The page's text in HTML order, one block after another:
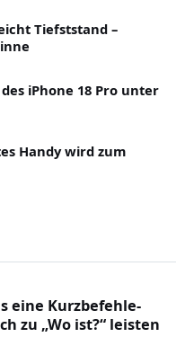
Tiefststand –
iPhone 18 Pro unter
Handy wird zum
eine Kurzbefehle-
zu „Wo ist?“ leisten